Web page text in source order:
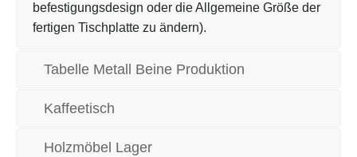
befestigungsdesign oder die Allgemeine Größe der
fertigen Tischplatte zu ändern).
Tabelle Metall Beine Produktion
Kaffeetisch
Holzmöbel Lager